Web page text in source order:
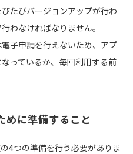
たびバージョンアップが行わ
わなければなりません。
子申請を行えないため、アプ
っているか、毎回利用する前
めに準備すること
4つの準備を行う必要がありま